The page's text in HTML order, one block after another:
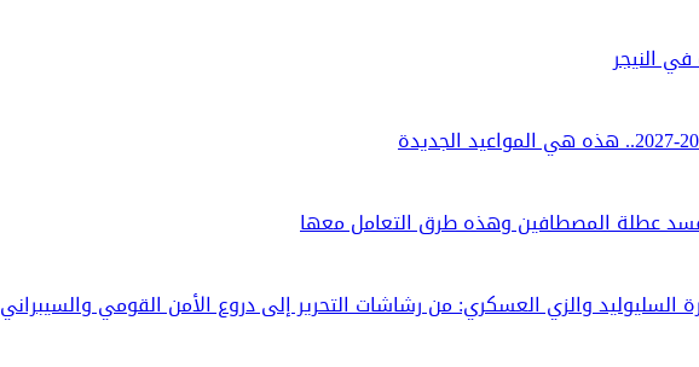
النيجر
عطلة المصطافين وهذه طرق التعامل معها
السليوليد والزي العسكري: من رشاشات التحرير إلى دروع الأمن القومي والسيبراني